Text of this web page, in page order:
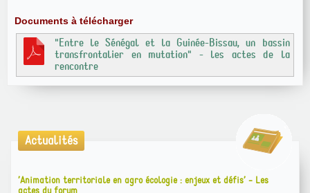
Documents à télécharger
"Entre le Sénégal et la Guinée-Bissau, un bassin
transfrontalier en mutation" - les actes de la
rencontre
Actualités
’Animation territoriale en agro écologie : enjeux et défis’ - Les
actes du forum